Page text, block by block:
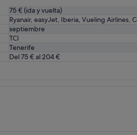
75 € (ida y vuelta)
Ryanair, easyJet, Iberia, Vueling Airlines,
septiembre
TCI
Tenerife
Del 75 € al 204 €